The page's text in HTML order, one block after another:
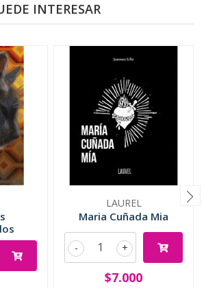
INTERESAR
LAUREL
Maria Cuñada Mia
+
-
$7.000